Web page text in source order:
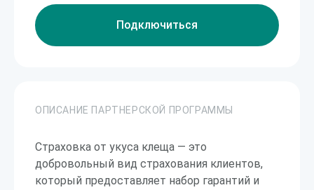
Подключиться
ОПИСАНИЕ ПАРТНЕРСКОЙ ПРОГРАММЫ
Страховка от укуса клеща — это
добровольный вид страхования клиентов,
который предоставляет набор гарантий и